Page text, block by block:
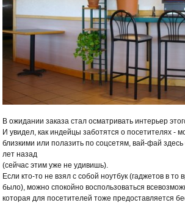
В ожидании заказа стал осматривать интерьер
И увидел, как индейцы заботятся о посетителях -
близкими или полазить по соцсетям, вай-фай
лет назад
(сейчас этим уже не удивишь).
Если кто-то не взял с собой ноутбук (гаджетов в то
было), можно спокойно воспользоваться
которая для посетителей тоже предоставляется